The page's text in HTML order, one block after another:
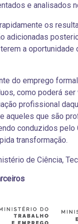
e analisados
os
a
do emprego
como poderá
profissional
aqueles que são
conduzidos pelo
transformação.
de Ciência,